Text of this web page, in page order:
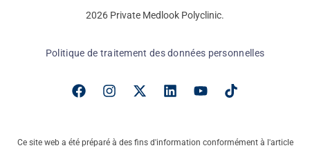
2026 Private Medlook Polyclinic.
Politique de traitement des données personnelles
Ce site web a été préparé à des fins d'information conformément à l'article